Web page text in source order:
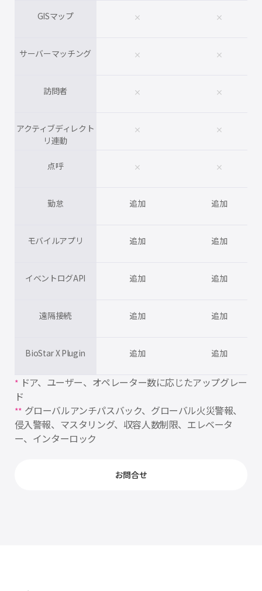
GISマップ
サーバーマッチング
訪問者
アクティブディレクト
リ連動
点呼
勤怠
モバイルアプリ
イベントログAPI
遠隔接続
BioStar X Plugin
clear
clear
clear
clear
clear
追加
追加
追加
追加
追加
clear
clear
clear
clear
clear
追加
追加
追加
追加
追加
* ドア、ユーザー、オペレーター数に応じたアップグレー
ド
** グローバルアンチパスバック、グローバル火災警報、
侵入警報、マスタリング、収容人数制限、エレベータ
ー、インターロック
お問合せ